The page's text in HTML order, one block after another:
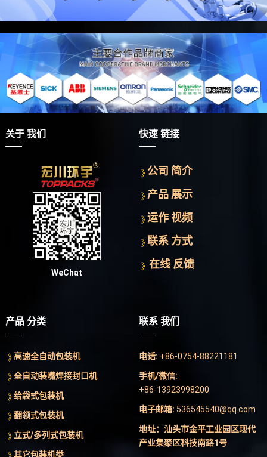
关于 我们
WeChat
快速 链接
公司 简介
产品 展示
运作 视频
联系 方式
在线 反馈
产品 分类
高速全自动包装机
全自动装嘴焊接封口机
给袋式包装机
翻领式包装机
立式/多列式包装机
其它包装机类
联系 我们
电话: +86-0754-88221181
手机/微信:
+86-13923998200
电子邮箱: 536545540@qq.com
地址：汕头市金平工业园区现代
产业集聚区科技南路1号